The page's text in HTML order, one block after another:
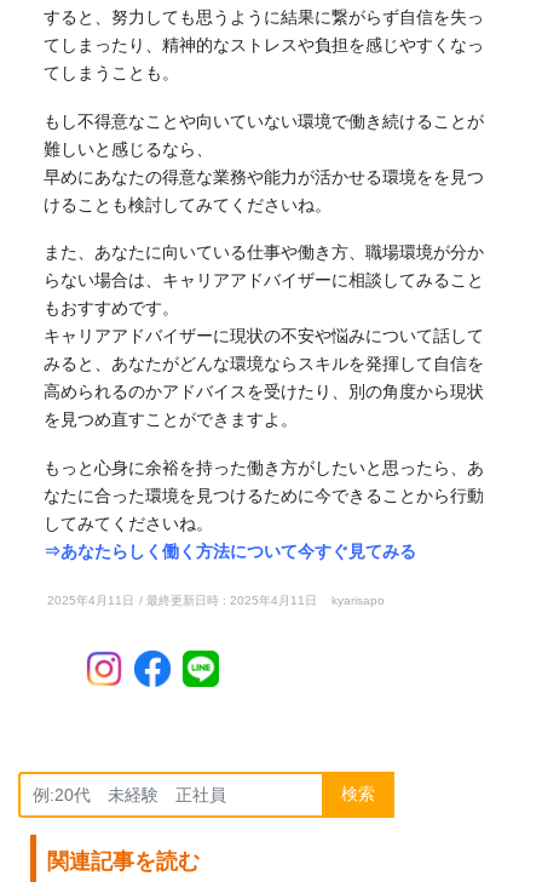
すると、努力しても思うように結果に繋がらず自信を失っ
てしまったり、精神的なストレスや負担を感じやすくなっ
てしまうことも。
もし不得意なことや向いていない環境で働き続けることが
難しいと感じるなら、
早めにあなたの得意な業務や能力が活かせる環境をを見つ
けることも検討してみてくださいね。
また、あなたに向いている仕事や働き方、職場環境が分か
らない場合は、キャリアアドバイザーに相談してみること
もおすすめです。
キャリアアドバイザーに現状の不安や悩みについて話して
みると、あなたがどんな環境ならスキルを発揮して自信を
高められるのかアドバイスを受けたり、別の角度から現状
を見つめ直すことができますよ。
もっと心身に余裕を持った働き方がしたいと思ったら、あ
なたに合った環境を見つけるために今できることから行動
してみてくださいね。
⇒あなたらしく働く方法について今すぐ見てみる
2025年4月11日 / 最終更新日時 : 2025年4月11日 kyarisapo
検索
関連記事を読む